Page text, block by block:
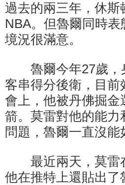
過去的兩三年，休
NBA。但魯爾同時
境況很滿意。
魯爾今年27歲，
客串得分後衛，目
會上，他被丹佛掘
箭。莫雷對他的能
問題，魯爾一直沒能
最近兩天，莫雷
他在推特上還貼出